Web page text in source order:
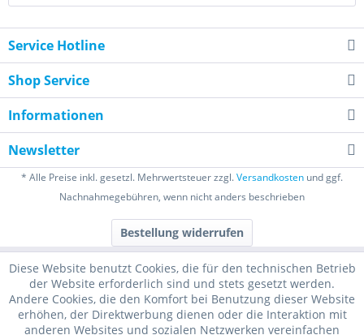
Service Hotline
Shop Service
Informationen
Newsletter
* Alle Preise inkl. gesetzl. Mehrwertsteuer zzgl.Versandkosten und ggf.
Nachnahmegebühren, wenn nicht anders beschrieben
Bestellung widerrufen
Diese Website benutzt Cookies, die für den technischen Betrieb
der Website erforderlich sind und stets gesetzt werden.
Andere Cookies, die den Komfort bei Benutzung dieser Website
erhöhen, der Direktwerbung dienen oder die Interaktion mit
anderen Websites und sozialen Netzwerken vereinfachen